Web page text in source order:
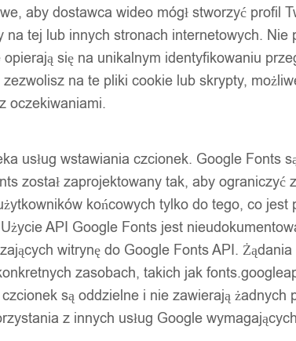
sklepie formy dostawy) zwrócimy Ci w
towarów w zapieczętowanych
prawo do złożenia reklamacji w ciągu 2 lat od
aby dostawca wideo mógł stworzyć profil
na tej lub innych stronach internetowych. Nie
się na unikalnym identyfikowaniu
na te pliki cookie lub skrypty,
oczekiwaniami.
usług wstawiania czcionek. Google Fonts
został zaprojektowany tak, aby ograniczyć
końcowych tylko do tego, co jest
API Google Fonts jest
witrynę do Google Fonts API.
zasobach, takich jak
są oddzielne i nie zawierają żadnych
z innych usług Google